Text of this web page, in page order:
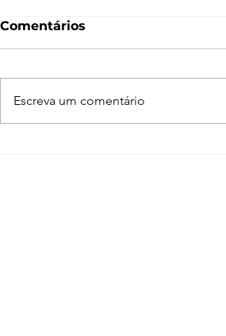
Comentários
Escreva um comentário